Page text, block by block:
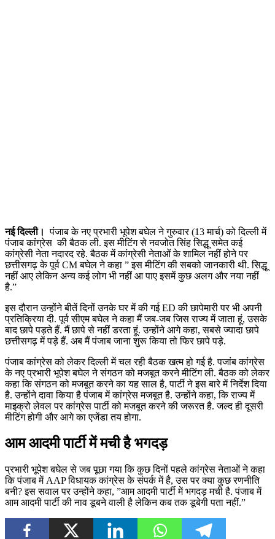
नई दिल्ली। पंजाब के नए प्रभारी भूपेश बघेल ने गुरुवार (13 मार्च) को दिल्ली में
पंजाब कांग्रेस की बैठक ली. इस मीटिंग से नवजोत सिंह सिद्धू समेत कई
कांग्रेसी नेता नदारद रहे. बैठक में कांग्रेसी नेताओं के शामिल नहीं होने पर
छत्तीसगढ़ के पूर्व CM बघेल ने कहा ” इस मीटिंग की सबको जानकारी थी. सिद्धू
नहीं आए लेकिन अन्य कई लोग भी नहीं आ पाए इसमें कुछ अलग और नया नहीं
है.”
इस दौरान उन्होंने बीतें दिनों उनके घर में की गई ED की छापेमारी पर भी अपनी
प्रतिक्रिया दी. पूर्व सीएम बघेल ने कहा मैं जब-जब जिस राज्य में जाता हूं, उसके
बाद छापे पड़ते हैं. मैं छापे से नहीं डरता हूं. उन्होंने आगे कहा, सबसे ज्यादा छापे
छत्तीसगढ़ में पड़े हैं. अब मैं पंजाब जाना शुरू किया तो फिर छापे पड़े.
पंजाब कांग्रेस को लेकर दिल्ली में चल रही बैठक खत्म हो गई है. पजांब कांग्रेस
के नए प्रभारी भूपेश बघेल ने संगठन को मजबूत करने मीटिंग ली. बैठक को लेकर
कहा कि संगठन को मजबूत करने का यह साल है, पार्टी ने इस बारे में निर्देश दिया
है. उन्होंने दावा किया है पंजाब में कांग्रेस मजबूत है. उन्होंने कहा, कि राज्य में
माइक्रो लेवल पर कांग्रेस पार्टी को मजबूत करने की जरूरत है. जल्द ही दूसरी
मीटिंग होगी और आगे का एजेंडा तय होगा.
आम आदमी पार्टी में मची है भगदड़
प्रभारी भूपेश बघेल से जब पूछा गया कि कुछ दिनों पहले कांग्रेस नेताओं ने कहा
कि पंजाब में AAP विधायक कांग्रेस के संपर्क में है, उस पर क्या कुछ रणनीति
बनी? इस सवाल पर उन्होंने कहा, ”आम आदमी पार्टी में भगदड़ मची है. पंजाब में
आम आदमी पार्टी की नाव डूबने वाली है लेकिन कब तक डूबेगी पता नहीं.”